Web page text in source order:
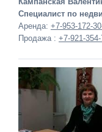
Специалист по
Аренда: +7-953-172-
Продажа : +7-921-